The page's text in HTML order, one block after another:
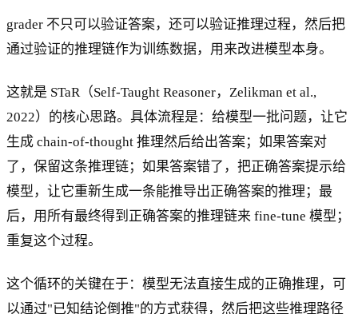
grader 不只可以验证答案，还可以验证推理过程，然后把
通过验证的推理链作为训练数据，用来改进模型本身。
这就是 STaR（Self-Taught Reasoner，Zelikman et al.,
2022）的核心思路。具体流程是：给模型一批问题，让它
生成 chain-of-thought 推理然后给出答案；如果答案对
了，保留这条推理链；如果答案错了，把正确答案提示给
模型，让它重新生成一条能推导出正确答案的推理；最
后，用所有最终得到正确答案的推理链来 fine-tune 模型；
重复这个过程。
这个循环的关键在于：模型无法直接生成的正确推理，可
以通过"已知结论倒推"的方式获得，然后把这些推理路径